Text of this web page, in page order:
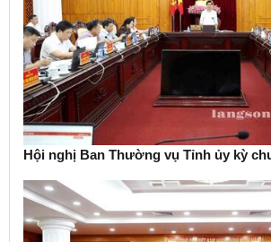
Hội nghị Ban Thường vụ Tỉnh ủy kỳ